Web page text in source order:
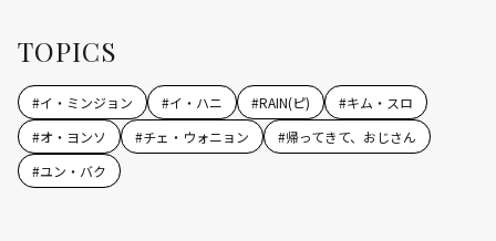
TOPICS
#イ・ミンジョン #イ・ハニ #RAIN(ピ) #キム・スロ
#オ・ヨンソ #チェ・ウォニョン #帰ってきて、おじさん
#ユン・バク